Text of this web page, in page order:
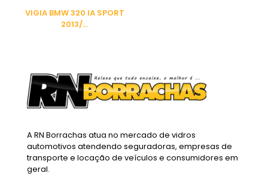
VIGIA BMW 320 IA SPORT
2013/…
A RN Borrachas atua no mercado de vidros
automotivos atendendo seguradoras, empresas de
transporte e locação de veículos e consumidores em
geral.